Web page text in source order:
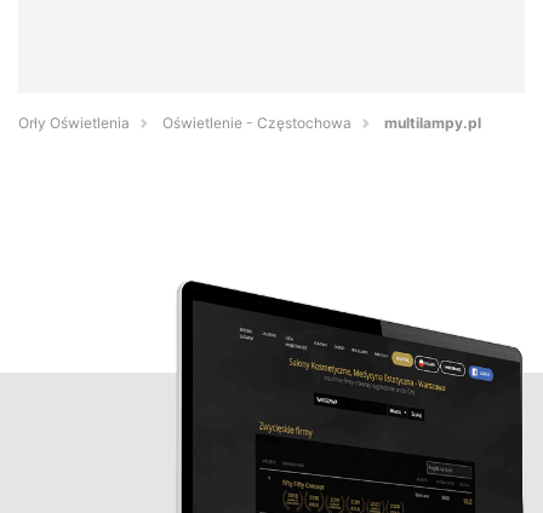
Orły Oświetlenia Oświetlenie - Częstochowa multilampy.pl